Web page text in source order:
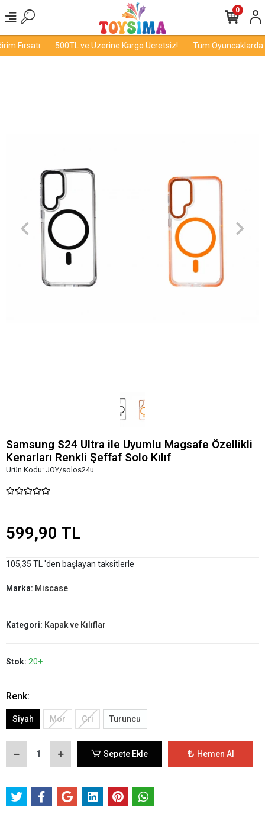
Fırsatı 500TL ve Üzerine Kargo Ücretsiz! Tüm Oyuncaklarda
0
Samsung S24 Ultra ile Uyumlu Magsafe Özellikli
Kenarları Renkli Şeffaf Solo Kılıf
Ürün Kodu: JOY/solos24u
599,90 TL
105,35 TL 'den başlayan taksitlerle
Marka: Miscase
Kategori: Kapak ve Kılıflar
Stok: 20+
Renk:
Siyah Mor Gri Turuncu
Sepete Ekle Hemen Al